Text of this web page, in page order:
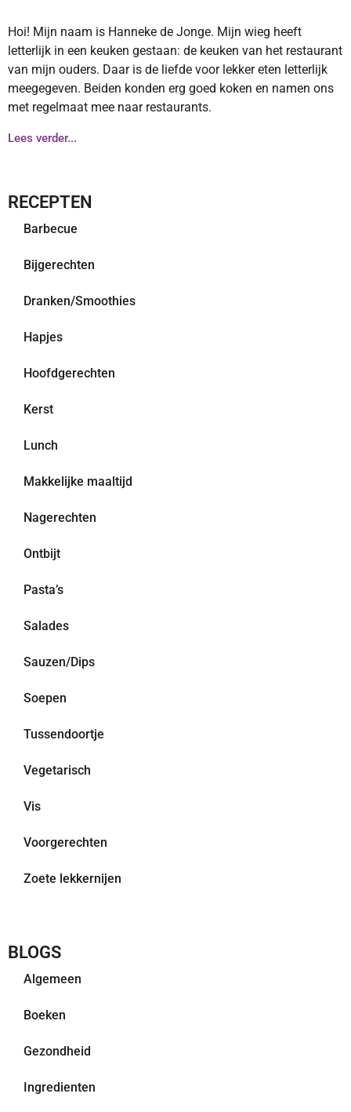
Hoi! Mijn naam is Hanneke de Jonge. Mijn wieg heeft
letterlijk in een keuken gestaan: de keuken van het restaurant
van mijn ouders. Daar is de liefde voor lekker eten letterlijk
meegegeven. Beiden konden erg goed koken en namen ons
met regelmaat mee naar restaurants.
Lees verder...
RECEPTEN
Barbecue
Bijgerechten
Dranken/Smoothies
Hapjes
Hoofdgerechten
Kerst
Lunch
Makkelijke maaltijd
Nagerechten
Ontbijt
Pasta’s
Salades
Sauzen/Dips
Soepen
Tussendoortje
Vegetarisch
Vis
Voorgerechten
Zoete lekkernijen
BLOGS
Algemeen
Boeken
Gezondheid
Ingredienten